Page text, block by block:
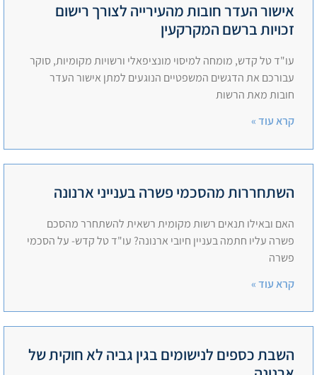
אישור העדר חובות מהעירייה לצורך רישום
זכויות ברשם המקרקעין
עו"ד טל קדש, מומחה למיסוי מונציפאלי ורשויות מקומיות, סוקר
עבורכם את הדגשים המשפטיים הנוגעים למתן אישור העדר
חובות מאת הרשות
קרא עוד »
השתחררות מהסכמי פשרה בענייני ארנונה
האם ובאילו תנאים רשות מקומית רשאית להשתחרר מהסכם
פשרה עליו חתמה בעניין חיובי ארנונה? עו"ד טל קדש- על הסכמי
פשרה
קרא עוד »
השבת כספים לנישומים בגין גביה לא חוקית של